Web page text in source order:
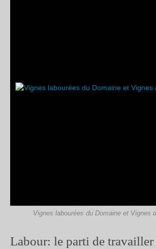
Vignes labourées du Domaine et Vignes
Labour: le parti de travailler